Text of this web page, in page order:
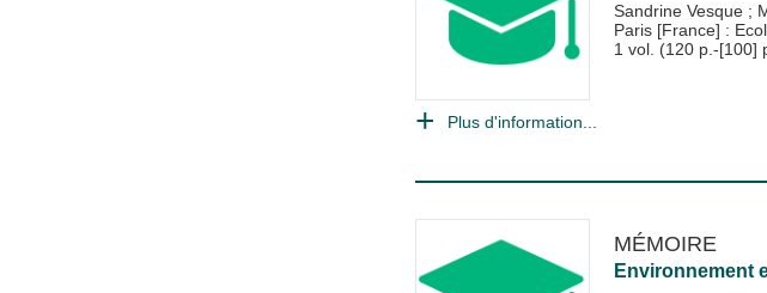
Sandrine Vesque ;
Paris [France] :
1 vol. (120 p.-[100]
Plus d'information...
MÉMOIRE
Environnement